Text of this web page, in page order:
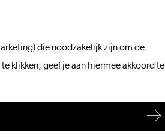
die noodzakelijk zijn om de
klikken, geef je aan hiermee akkoord te